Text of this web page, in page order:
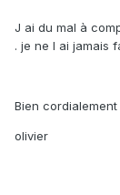
J ai du mal à
. je ne l ai jamais
Bien cordialement
olivier